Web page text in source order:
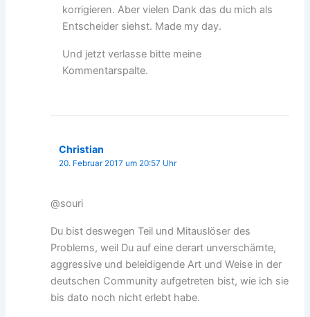
korrigieren. Aber vielen Dank das du mich als
Entscheider siehst. Made my day.
Und jetzt verlasse bitte meine
Kommentarspalte.
Christian
20. Februar 2017 um 20:57 Uhr
@souri
Du bist deswegen Teil und Mitauslöser des
Problems, weil Du auf eine derart unverschämte,
aggressive und beleidigende Art und Weise in der
deutschen Community aufgetreten bist, wie ich sie
bis dato noch nicht erlebt habe.